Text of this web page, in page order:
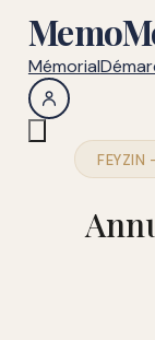
Mémorial
FEYZIN